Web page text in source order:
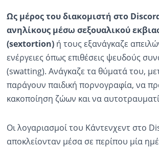
Ως μέρος του διακομιστή στο
ανηλίκους μέσω σεξουαλικού
(sextortion)ή τους εξανάγκαζε
ενέργειες όπως επιθέσεις ψευδούς
(swatting). Ανάγκαζε τα θύματά του,
παράγουν παιδική πορνογραφία, να
κακοποίηση ζώων και να
Οι λογαριασμοί του Κάντενχεντ στο
αποκλείονταν μέσα σε περίπου μία